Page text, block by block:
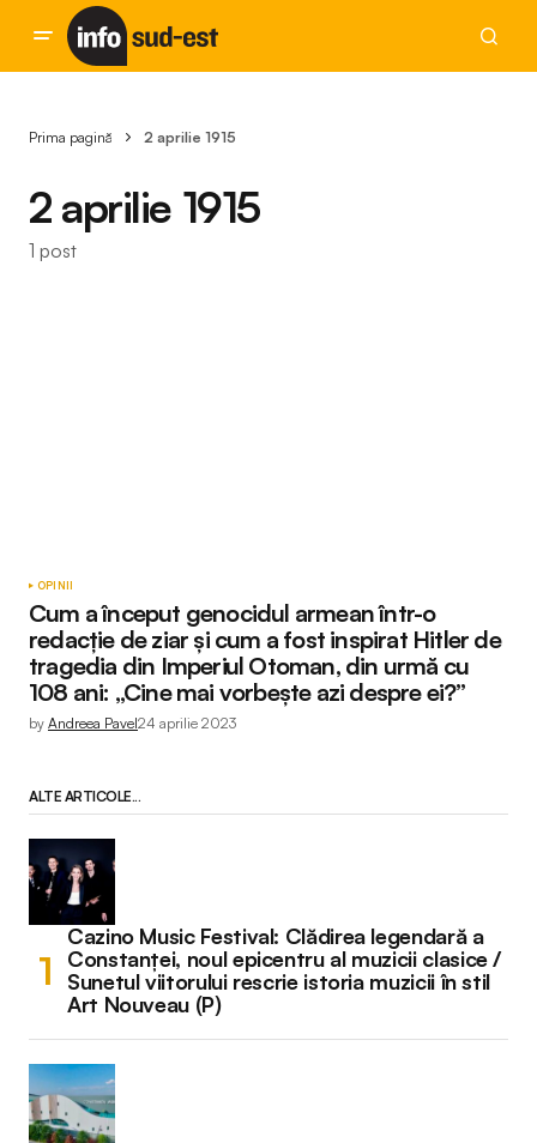
Prima pagină 2 aprilie 1915
2 aprilie 1915
1 post
OPINII
Cum a început genocidul armean într-o
redacție de ziar și cum a fost inspirat Hitler de
tragedia din Imperiul Otoman, din urmă cu
108 ani: „Cine mai vorbește azi despre ei?”
by Andreea Pavel24 aprilie 2023
ALTE ARTICOLE...
Cazino Music Festival: Clădirea legendară a
Constanței, noul epicentru al muzicii clasice /
Sunetul viitorului rescrie istoria muzicii în stil
Art Nouveau (P)